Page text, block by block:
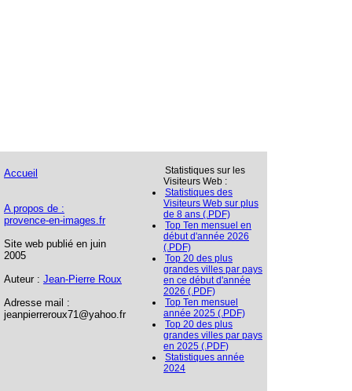
Accueil
A propos de :
provence-en-images.fr
Site web publié en juin
2005
Auteur : Jean-Pierre Roux
Adresse mail :
jeanpierreroux71@yahoo.fr
Statistiques sur les
Visiteurs Web :
Statistiques des
Visiteurs Web sur plus
de 8 ans (.PDF)
Top Ten mensuel en
début d'année 2026
(.PDF)
Top 20 des plus
grandes villes par pays
en ce début d'année
2026 (.PDF)
Top Ten mensuel
année 2025 (.PDF)
Top 20 des plus
grandes villes par pays
en 2025 (.PDF)
Statistiques année
2024